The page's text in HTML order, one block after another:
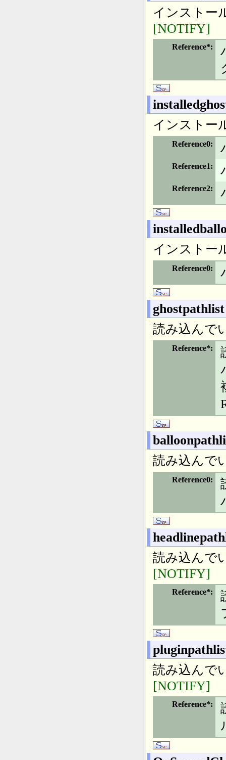
インストー
[NOTIFY]
Reference*
インストー
Reference0
Reference1
Reference2
インストー
Reference0
ghostpathlist
読み込んで
Reference*
読み込んで
Reference0
読み込んで
[NOTIFY]
Reference*
読み込んで
[NOTIFY]
Reference*